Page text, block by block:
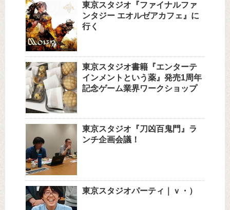
東京スタジオ『ファイナルファ
ンタジー エオルゼアカフェ』に
行く
東京スタジオ書籍『エンターテ
インメントという薬』発売1周年
記念ゲーム業界ワークショップ
東京スタジオ『刀凶百鬼門』ラ
ンチ企画会議！
東京スタジオパーティ｜ｖ・）